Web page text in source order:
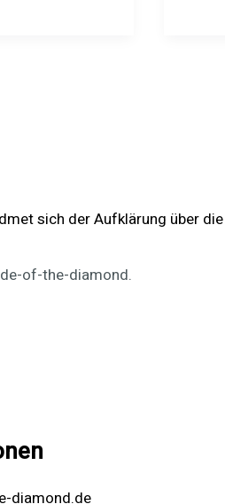
sich der Aufklärung über
of-the-diamond.
diamond.de